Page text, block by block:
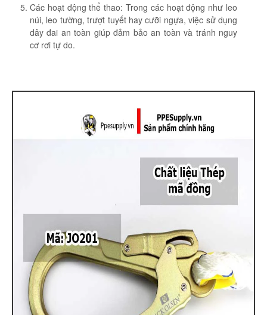
Các hoạt động thể thao: Trong các hoạt động như leo
núi, leo tường, trượt tuyết hay cưỡi ngựa, việc sử dụng
dây đai an toàn giúp đảm bảo an toàn và tránh nguy
cơ rơi tự do.